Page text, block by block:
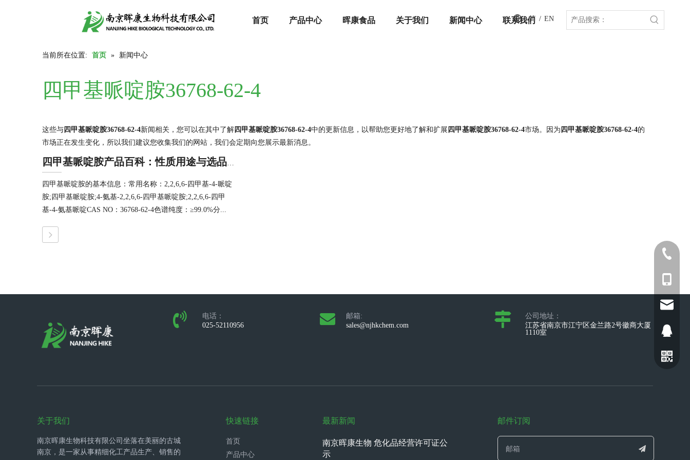
首页 产品中心 晖康食品 关于我们 新闻中心 联系我们
简 / EN
当前所在位置: 首页 » 新闻中心
四甲基哌啶胺36768-62-4
这些与 四甲基哌啶胺36768-62-4新闻相关，您可以在其中了解 四甲基哌啶胺36768-62-4中的更新信息，以帮助您更好地了解和扩展 四甲基哌啶胺36768-62-4市场。因为 四甲基哌啶胺36768-62-4的
市场正在发生变化，所以我们建议您收集我们的网站，我们会定期向您展示最新消息。
四甲基哌啶胺产品百科：性质用途与选品指南
四甲基哌啶胺的基本信息：常用名称：2,2,6,6-四甲基-4-哌啶
胺;四甲基哌啶胺;4-氨基-2,2,6,6-四甲基哌啶胺;2,2,6,6-四甲
基-4-氨基哌啶CAS NO：36768-62-4色谱纯度：≥99.0%分...
电话：
025-52110956
邮箱:
sales@njhkchem.com
公司地址：
江苏省南京市江宁区金兰路2号徽商大厦
1110室
关于我们
南京晖康生物科技有限公司坐落在美丽的古城
南京，是一家从事精细化工产品生产、销售的
快速链接
首页
产品中心
最新新闻
南京晖康生物 危化品经营许可证公
示
邮件订阅
025-